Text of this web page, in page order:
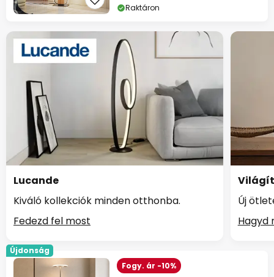
Raktáron
Lucande
Kiváló kollekciók minden otthonba.
Fedezd fel most
Új
Hagyd
Újdonság
Fogy. ár -10%